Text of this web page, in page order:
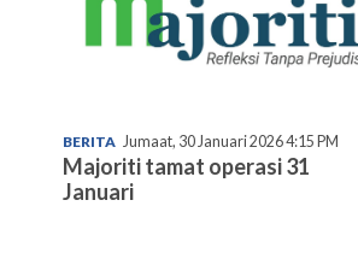
BERITA Jumaat, 30 Januari 2026 4:15 PM
Majoriti tamat operasi 31
Januari